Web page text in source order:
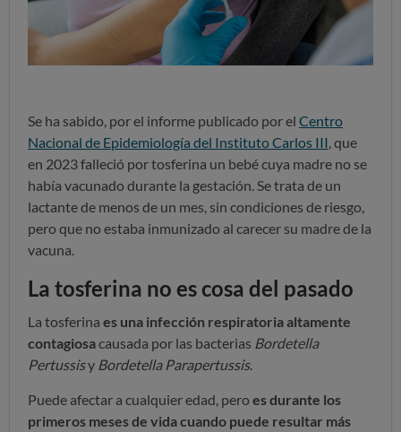
Se ha sabido, por el informe publicado por el Centro
Nacional de Epidemiología del Instituto Carlos III , que
en 2023 falleció por tosferina un bebé cuya madre no se
había vacunado durante la gestación. Se trata de un
lactante de menos de un mes, sin condiciones de riesgo,
pero que no estaba inmunizado al carecer su madre de la
vacuna.
La tosferina no es cosa del pasado
La tosferina es una infección respiratoria altamente
contagiosacausada por las bacterias Bordetella
Pertussisy Bordetella Parapertussis.
Puede afectar a cualquier edad, pero es durante los
primeros meses de vida cuando puede resultar más